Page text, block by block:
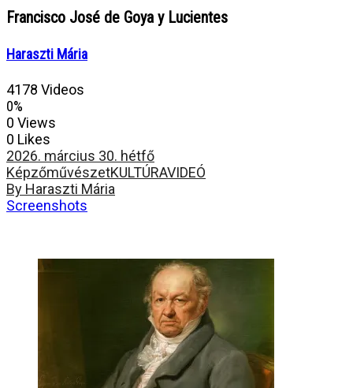
Francisco José de Goya y Lucientes
Haraszti Mária
4178 Videos
0%
0 Views
0 Likes
2026. március 30. hétfő
KépzőművészetKULTÚRAVIDEÓ
By Haraszti Mária
Screenshots